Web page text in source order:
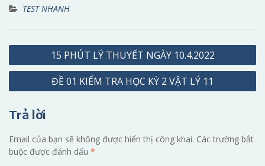
TEST NHANH
Điều
hướng
15 PHÚT LÝ THUYẾT NGÀY 10.4.2022
ĐỀ 01 KIỂM TRA HỌC KỲ 2 VẬT LÝ 11
Trả lời
Email của bạn sẽ không được hiển thị công khai. Các trường bắt
buộc được đánh dấu *